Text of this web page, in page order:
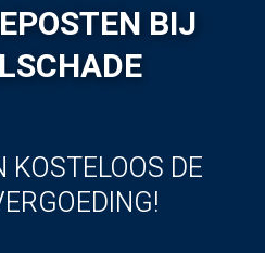
BIJ
KOSTELOOS DE